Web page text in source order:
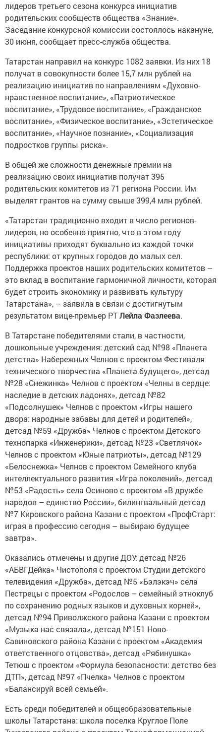
лидеров третьего сезона конкурса инициатив
родительских сообществ общества «Знание».
Заседание конкурсной комиссии состоялось накануне,
30 июня, сообщает пресс-служба общества.
Татарстан направил на конкурс 1082 заявки. Из них 18
получат в совокупности более 15,7 млн рублей на
реализацию инициатив по направлениям «Духовно-
нравственное воспитание», «Патриотическое
воспитание», «Трудовое воспитание», «Гражданское
воспитание», «Физическое воспитание», «Эстетическое
воспитание», «Научное познание», «Социализация
подростков группы риска».
В общей же сложности денежные премии на
реализацию своих инициатив получат 395
родительских комитетов из 71 региона России. Им
выделят грантов на сумму свыше 399,4 млн рублей.
«Татарстан традиционно входит в число регионов-
лидеров, но особенно приятно, что в этом году
инициативы приходят буквально из каждой точки
республики: от крупных городов до малых сел.
Поддержка проектов наших родительских комитетов –
это вклад в воспитание гармоничной личности, которая
будет строить экономику и развивать культуру
Татарстана», – заявила в связи с достигнутым
результатом вице-премьер РТЛейла Фазлеева.
В Татарстане победителями стали, в частности,
дошкольные учреждения: детский сад №98 «Планета
детства» Набережных Челнов с проектом Фестиваля
технического творчества «Планета будущего», детсад
№28 «Снежинка» Челнов с проектом «Челны в сердце:
наследие в детских ладонях», детсад №82
«Подсолнушек» Челнов с проектом «Игры нашего
двора: народные забавы для детей и родителей»,
детсад №59 «Дружба» Челнов с проектом Детского
технопарка «Инженерики», детсад №23 «Светлячок»
Челнов с проектом «Юные патриоты», детсад №129
«Белоснежка» Челнов с проектом Семейного клуба
интеллектуального развития «Игра поколений», детсад
№53 «Радость» села Осиново с проектом «В дружбе
народов – единство России», билингвальный детсад
№7 Кировского района Казани с проектом «ПрофСтарт:
играя в профессию сегодня – выбираю будущее
завтра».
Оказались отмечены и другие ДОУ: детсад №26
«АБВГДейка» Чистополя с проектом Студии детского
телевидения «Дружба», детсад №5 «Бэлэкэч» села
Пестрецы с проектом «Родослов – семейный этноклуб
по сохранению родных языков и духовных корней»,
детсад №94 Приволжского района Казани с проектом
«Музыка нас связала», детсад №151 Ново-
Савиновского района Казани с проектом «Академия
ответственного отцовства», детсад «Рябинушка»
Тетюш с проектом «Формула безопасности: детство без
ДТП», детсад №97 «Пчелка» Челнов с проектом
«Балансируй всей семьей».
Есть среди победителей и общеобразовательные
школы Татарстана: школа поселка Круглое Поле